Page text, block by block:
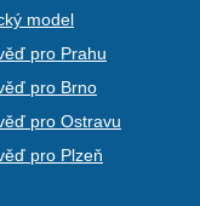
model
pro Prahu
pro Brno
pro Ostravu
pro Plzeň